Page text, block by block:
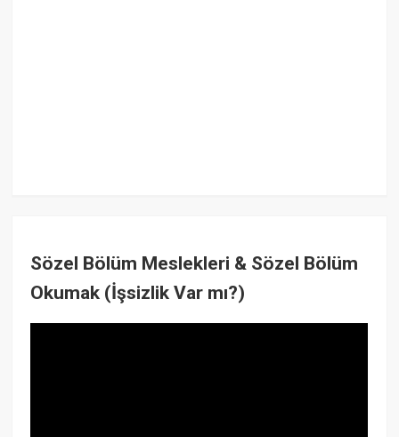
Sözel Bölüm Meslekleri & Sözel Bölüm
Okumak (İşsizlik Var mı?)